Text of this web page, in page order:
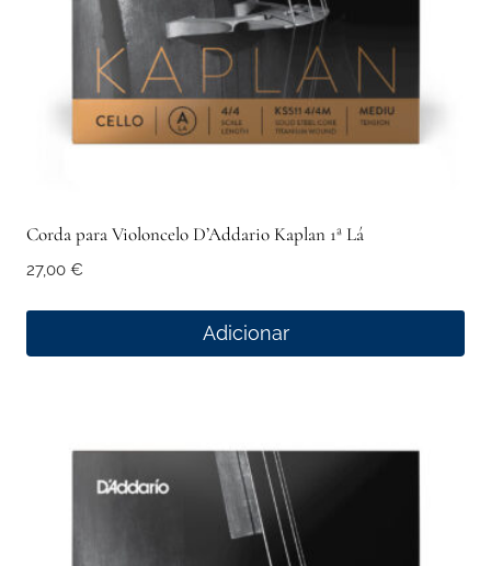
Corda para Violoncelo D’Addario Kaplan 1ª Lá
27,00 €
Adicionar